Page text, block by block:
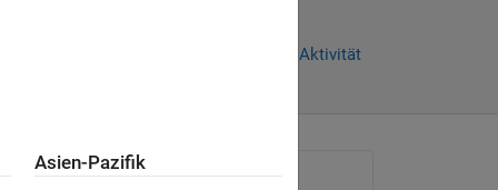
Anmelden, um Aktivität
Asien-Pazifik